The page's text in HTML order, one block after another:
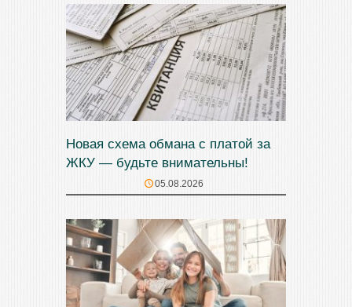
Новая схема обмана с платой за
ЖКУ — будьте внимательны!
05.08.2026